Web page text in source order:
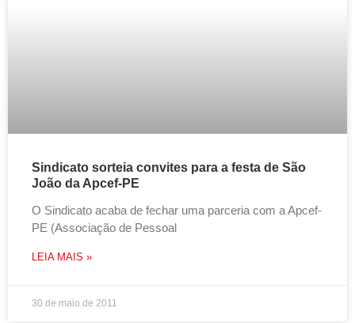
Sindicato sorteia convites para a festa de São
João da Apcef-PE
O Sindicato acaba de fechar uma parceria com a Apcef-
PE (Associação de Pessoal
LEIA MAIS »
30 de maio de 2011